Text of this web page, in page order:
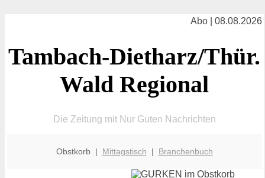
Abo | 08.08.2026
Tambach-Dietharz/Thür.
Wald Regional
Die Zeitung mit Nur Guten Nachrichten
Obstkorb | Mittagstisch | Branchenbuch